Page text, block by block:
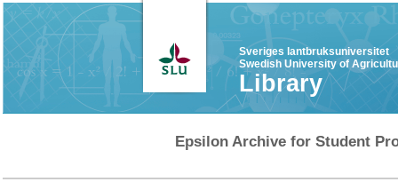
Sveriges lantbruksuniversitet
Swedish University of
Library
Epsilon Archive for Student